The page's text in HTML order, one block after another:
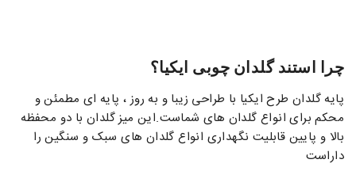
چرا استند گلدان چوبی ایکیا؟
پایه گلدان طرح ایکیا با طراحی زیبا و به روز ، پایه ای مطمئن و
محکم برای انواع گلدان های شماست.این میز گلدان با دو محفظه
بالا و پایین قابلیت نگهداری انواع گلدان های سبک و سنگین را
داراست